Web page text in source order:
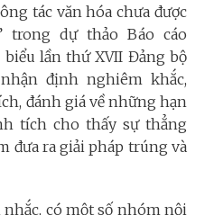
tác văn hóa chưa được
trong dự thảo Báo cáo
lần thứ XVII Đảng bộ
định nghiêm khắc,
đánh giá về những hạn
tích cho thấy sự thẳng
đưa ra giải pháp trúng và
nhắc, có một số nhóm nội